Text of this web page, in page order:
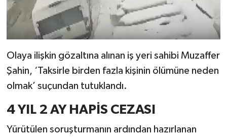
Olaya ilişkin gözaltına alınan iş yeri sahibi Muzaffer
Şahin, ‘Taksirle birden fazla kişinin ölümüne neden
olmak’ suçundan tutuklandı.
4 YIL 2 AY HAPİS CEZASI
Yürütülen soruşturmanın ardından hazırlanan